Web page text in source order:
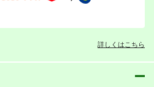
詳しくはこちら